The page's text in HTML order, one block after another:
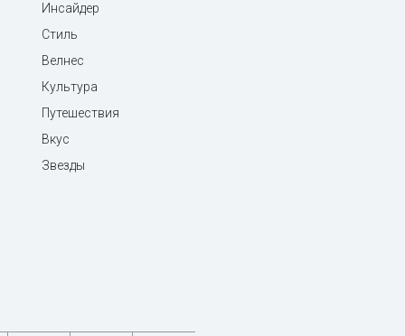
Инсайдер
Стиль
Велнес
Культура
Путешествия
Вкус
Звезды